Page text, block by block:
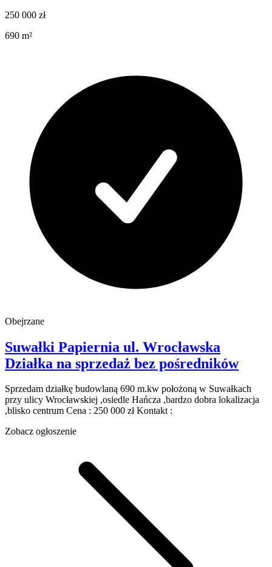
250 000 zł
690 m²
Obejrzane
Suwałki Papiernia ul. Wrocławska
Działka na sprzedaż bez pośredników
Sprzedam działkę budowlaną 690 m.kw położoną w Suwałkach
przy ulicy Wrocławskiej ,osiedle Hańcza ,bardzo dobra lokalizacja
,blisko centrum Cena : 250 000 zł Kontakt :
Zobacz ogłoszenie